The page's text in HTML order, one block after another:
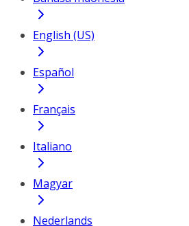
English (US)
Español
Français
Italiano
Magyar
Nederlands